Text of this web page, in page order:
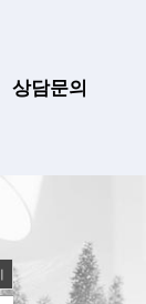
상담문의